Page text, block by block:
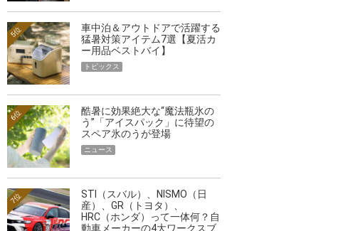
車中泊＆アウトドアで活躍する
猛暑対策アイテム7選【夏活カ
ー用品ベストバイ】
5位
トピックス
酷暑に効果絶大な“魔法瓶氷の
う”「アイスパック」に待望の
スペア氷のうが登場
6位
ニュース
STI（スバル）、NISMO（日
産）、GR（トヨタ）、
HRC（ホンダ）って一体何？自
動車メーカーの4大ワークスブ
7位